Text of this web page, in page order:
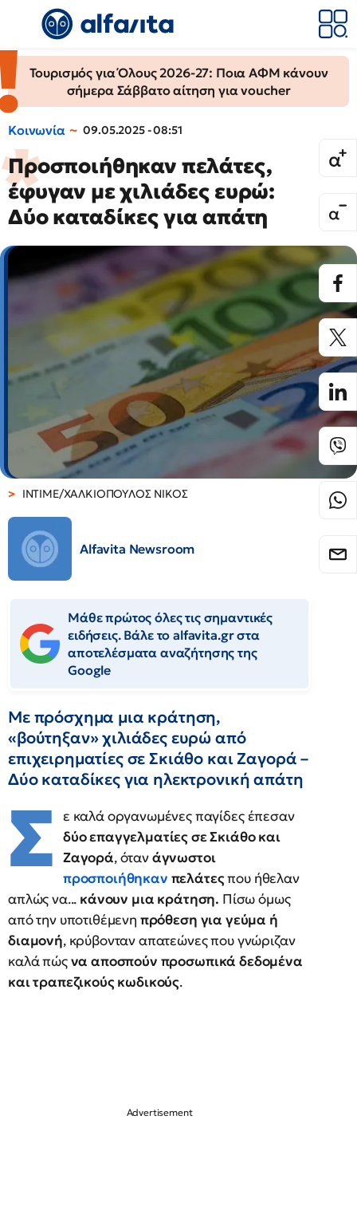
Τουρισμός για Όλους 2026-27: Ποια ΑΦΜ κάνουν
σήμερα Σάββατο αίτηση για voucher
Κοινωνία 09.05.2025 - 08:51
Προσποιήθηκαν πελάτες,
έφυγαν με χιλιάδες ευρώ:
Δύο καταδίκες για απάτη
INTIME/ΧΑΛΚΙΟΠΟΥΛΟΣ ΝΙΚΟΣ
Alfavita Newsroom
Μάθε πρώτος όλες τις σημαντικές
ειδήσεις. Βάλε το alfavita.gr στα
αποτελέσματα αναζήτησης της
Google
Με πρόσχημα μια κράτηση,
«βούτηξαν» χιλιάδες ευρώ από
επιχειρηματίες σε Σκιάθο και Ζαγορά –
Δύο καταδίκες για ηλεκτρονική απάτη
Σ ε καλά οργανωμένες παγίδες έπεσαν
δύο επαγγελματίες σε Σκιάθο και
Ζαγορά, ότανάγνωστοι
προσποιήθηκαν πελάτεςπου ήθελαν
απλώς να... κάνουν μια κράτηση. Πίσω όμως
από την υποτιθέμενη πρόθεση για γεύμα ή
διαμονή, κρύβονταν απατεώνες που γνώριζαν
καλά πώςνα αποσπούν προσωπικά δεδομένα
και τραπεζικούς κωδικούς.